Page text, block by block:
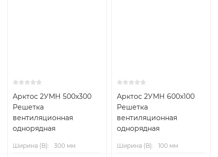
Арктос 2УМН 500x300
Решетка
вентиляционная
однорядная
Ширина (B):
300 мм
Арктос 2УМН 600x100
Решетка
вентиляционная
однорядная
Ширина (B):
100 мм